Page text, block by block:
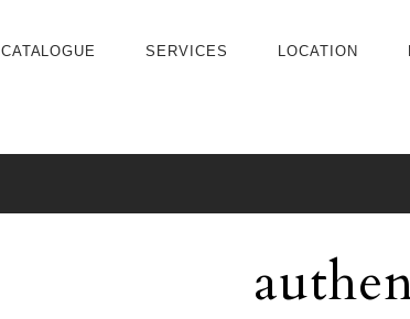
CATALOGUE SERVICES LOCATION